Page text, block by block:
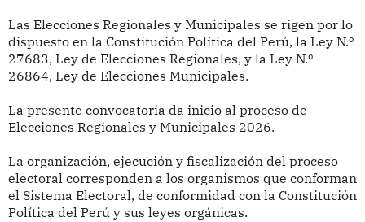
Las Elecciones Regionales y Municipales se rigen por lo
dispuesto en la Constitución Política del Perú, la Ley N.º
27683, Ley de Elecciones Regionales, y la Ley N.º
26864, Ley de Elecciones Municipales.
La presente convocatoria da inicio al proceso de
Elecciones Regionales y Municipales 2026.
La organización, ejecución y fiscalización del proceso
electoral corresponden a los organismos que conforman
el Sistema Electoral, de conformidad con la Constitución
Política del Perú y sus leyes orgánicas.